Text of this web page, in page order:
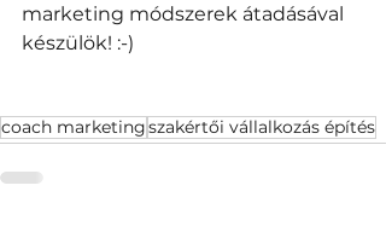
marketing módszerek átadásával
készülök! :-)
coach marketingszakértői vállalkozás építés